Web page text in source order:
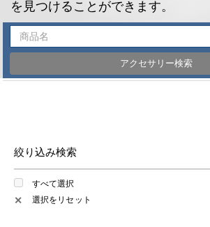
を見つけることができます。
アクセサリー検索
絞り込み検索
すべて選択
✕ 選択をリセット